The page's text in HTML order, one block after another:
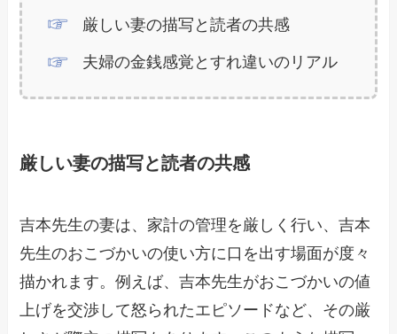
厳しい妻の描写と読者の共感
夫婦の金銭感覚とすれ違いのリアル
厳しい妻の描写と読者の共感
吉本先生の妻は、家計の管理を厳しく行い、吉本
先生のおこづかいの使い方に口を出す場面が度々
描かれます。例えば、吉本先生がおこづかいの値
上げを交渉して怒られたエピソードなど、その厳